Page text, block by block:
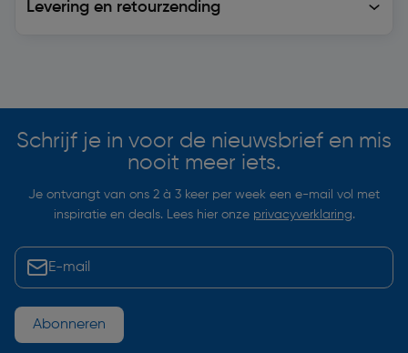
Levering en retourzending
Schrijf je in voor de nieuwsbrief en mis
nooit meer iets.
Je ontvangt van ons 2 à 3 keer per week een e-mail vol met
inspiratie en deals. Lees hier onze privacyverklaring.
Abonneren